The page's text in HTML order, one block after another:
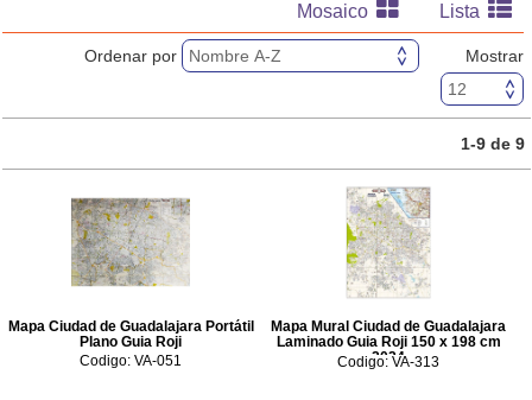
Decoración para Fiestas
Equipo para tu Negocio
Archivo y Almacenaje
Escritura
Cómputo y Electrónica
Protección de Documentos
Muebles
Limpieza e Higiene
Mosaico Lista
Ordenar por Mostrar
1-9 de 9
Mapa Ciudad de Guadalajara Portátil
Plano Guia Roji
Codigo: VA-051
Mapa Mural Ciudad de Guadalajara
Laminado Guia Roji 150 x 198 cm
2024
Codigo: VA-313